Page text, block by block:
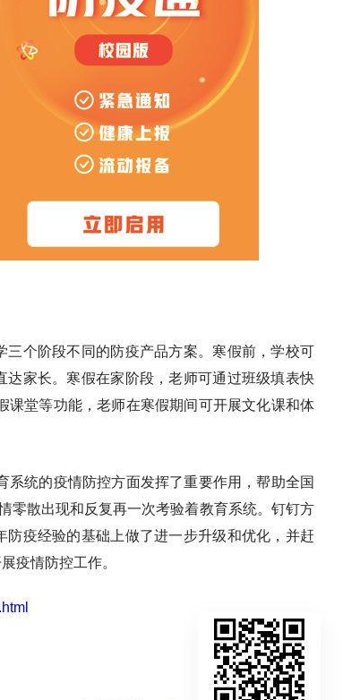
个阶段不同的防疫产品方案。寒假前，学校可
家长。寒假在家阶段，老师可通过班级填表快
堂等功能，老师在寒假期间可开展文化课和体
统的疫情防控方面发挥了重要作用，帮助全国
零散出现和反复再一次考验着教育系统。钉钉方
疫经验的基础上做了进一步升级和优化，并赶
疫情防控工作。